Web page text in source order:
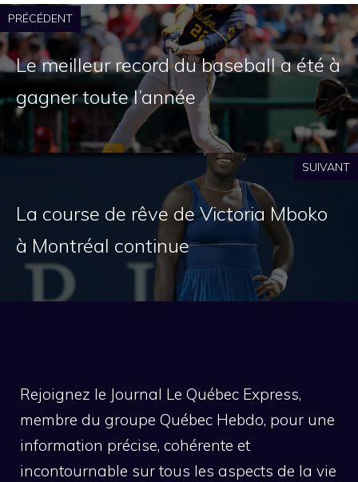
PRÉCÉDENT
Le meilleur record du baseball a été à
gagner toute l’année
SUIVANT
La course de rêve de Victoria Mboko
à Montréal continue
Rejoignez le Journal Le Québec Express,
membre du groupe Québec Hebdo, pour une
information précise, cohérente et
incontournable sur tous les aspects de la vie